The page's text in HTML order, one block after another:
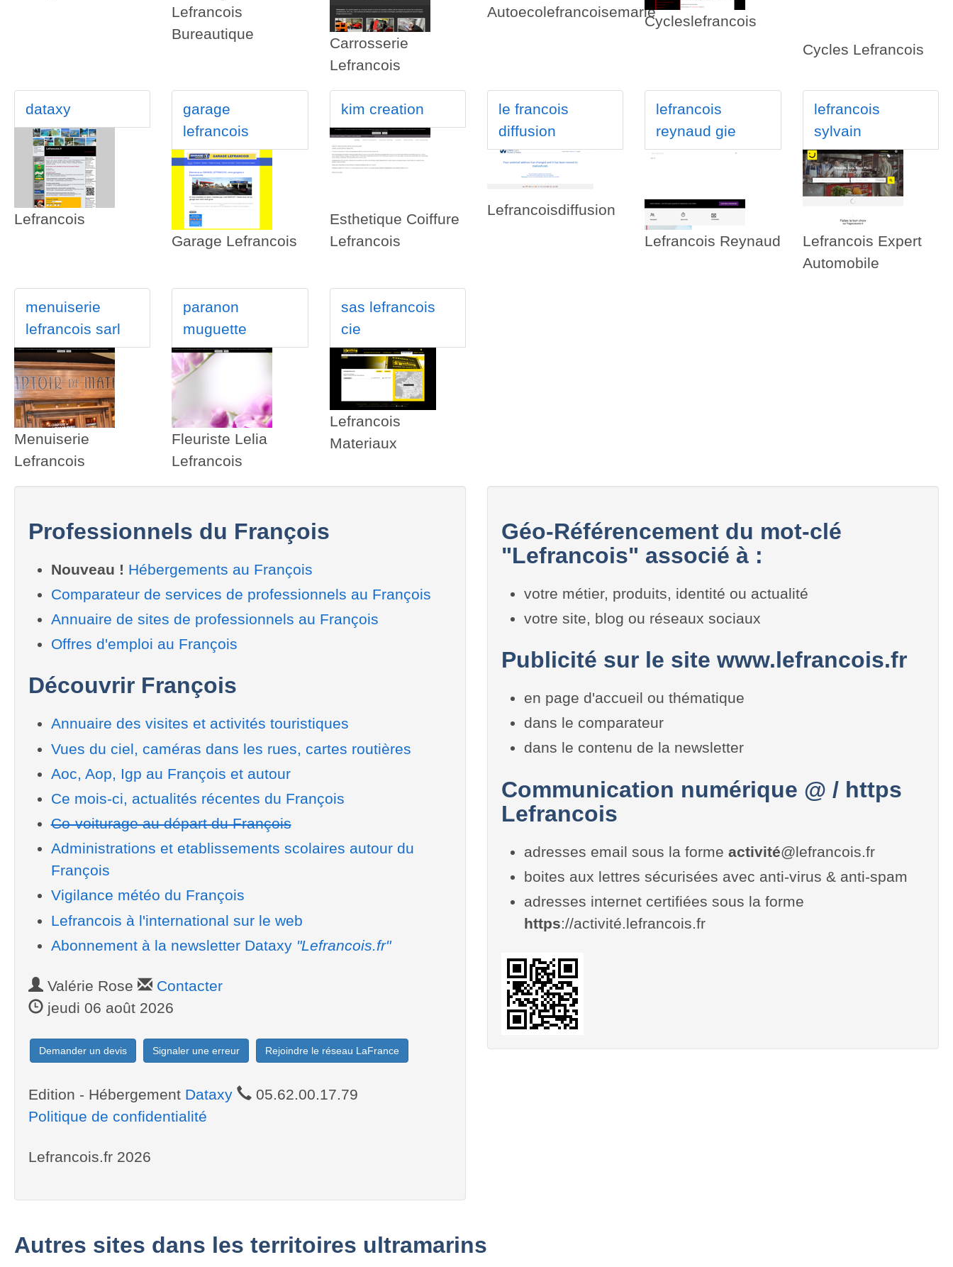
Lefrancois
Bureautique
Carrosserie
Lefrancois
Autoecolefrancoisemarie
Cycleslefrancois
Cycles Lefrancois
dataxy
Lefrancois
garage
lefrancois
Garage Lefrancois
kim creation
Esthetique Coiffure
Lefrancois
le francois
diffusion
Lefrancoisdiffusion
lefrancois
reynaud gie
Lefrancois Reynaud
lefrancois
sylvain
Lefrancois Expert
Automobile
menuiserie
lefrancois sarl
Menuiserie
Lefrancois
paranon
muguette
Fleuriste Lelia
Lefrancois
sas lefrancois
cie
Lefrancois
Materiaux
Professionnels du François
Nouveau ! Hébergements au François
Comparateur de services de professionnels au François
Annuaire de sites de professionnels au François
Offres d'emploi au François
Découvrir François
Annuaire des visites et activités touristiques
Vues du ciel, caméras dans les rues, cartes routières
Aoc, Aop, Igp au François et autour
Ce mois-ci, actualités récentes du François
Co-voiturage au départ du François
Administrations et etablissements scolaires autour du
François
Vigilance météo du François
Lefrancois à l'international sur le web
Abonnement à la newsletter Dataxy "Lefrancois.fr"
Valérie Rose
Contacter
jeudi 06 août 2026
Demander un devis Signaler une erreur Rejoindre le réseau LaFrance
Edition - Hébergement Dataxy
05.62.00.17.79
Politique de confidentialité
Lefrancois.fr 2026
Géo-Référencement du mot-clé
"Lefrancois" associé à :
votre métier, produits, identité ou actualité
votre site, blog ou réseaux sociaux
Publicité sur le site www.lefrancois.fr
en page d'accueil ou thématique
dans le comparateur
dans le contenu de la newsletter
Communication numérique @ / https
Lefrancois
adresses email sous la forme activité@lefrancois.fr
boites aux lettres sécurisées avec anti-virus & anti-spam
adresses internet certifiées sous la forme
https://activité.lefrancois.fr
Autres sites dans les territoires ultramarins